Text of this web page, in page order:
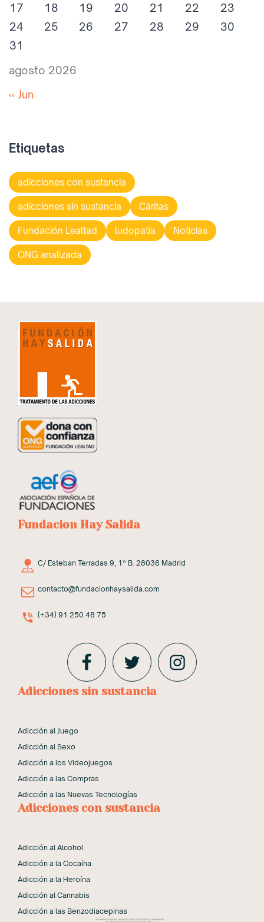
agosto 2026
17
18 19 20 21 22
23
24
25 26 27 28 29
30
31
« Jun
Etiquetas
adicciones con sustancia
adicciones sin sustancia Cáritas
Fundación Lealtad ludopatía Noticias
ONG analizada
Fundacion Hay Salida
C/ Esteban Terradas 9, 1º B. 28036 Madrid
contacto@fundacionhaysalida.com
(+34) 91 250 48 75
Adicciones sin sustancia
Adicción al Juego
Adicción al Sexo
Adicción a los Videojuegos
Adicción a las Compras
Adicción a las Nuevas Tecnologías
Adicciones con sustancia
Adicción al Alcohol
Adicción a la Cocaína
Adicción a la Heroína
Adicción al Cannabis
Adicción a las Benzodiacepinas